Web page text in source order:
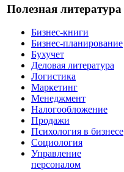
Полезная литература
Бизнес-книги
Бизнес-планирование
Бухучет
Деловая литература
Логистика
Маркетинг
Менеджмент
Налогообложение
Продажи
Психология в бизнесе
Социология
Управление
персоналом